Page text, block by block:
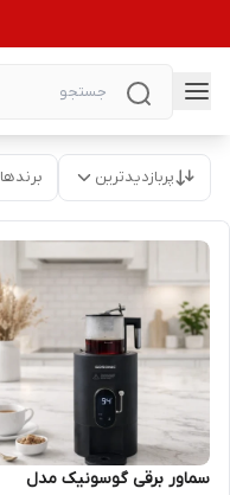
پربازدیدترین برندها
سماور برقی گوسونیک مدل